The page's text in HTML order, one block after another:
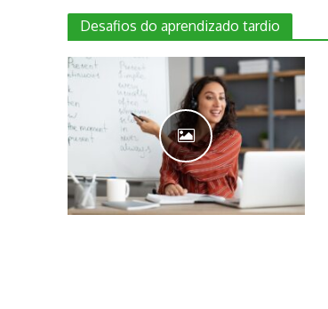
Desafios do aprendizado tardio